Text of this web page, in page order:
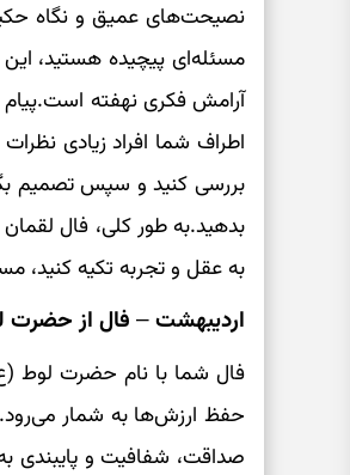
نصیحت‌های عمیق و نگاه
مسئله‌ای پیچیده هستید،
آرامش فکری نهفته
اطراف شما افراد زیادی
بررسی کنید و سپس تصمیم
بدهید.به طور کلی، فال
به عقل و تجربه تکیه کنید،
اردیبهشت – فال از حضرت
فال شما با نام حضرت لوط
حفظ ارزش‌ها به شمار
صداقت، شفافیت و